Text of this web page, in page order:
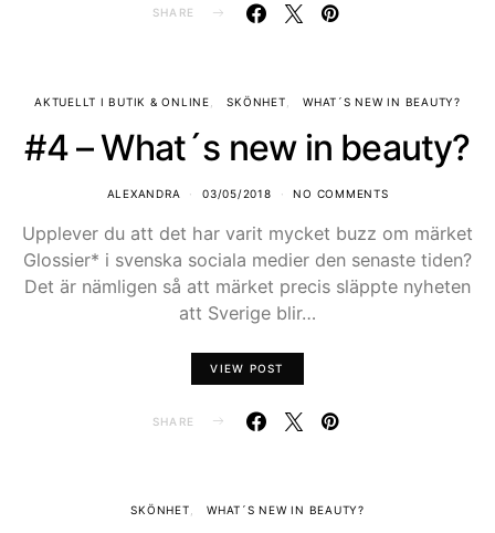
SHARE
AKTUELLT I BUTIK & ONLINE SKÖNHET WHAT´S NEW IN BEAUTY?
#4 – What´s new in beauty?
ALEXANDRA 03/05/2018 NO COMMENTS
Upplever du att det har varit mycket buzz om märket
Glossier* i svenska sociala medier den senaste tiden?
Det är nämligen så att märket precis släppte nyheten
att Sverige blir…
VIEW POST
SHARE
SKÖNHET WHAT´S NEW IN BEAUTY?